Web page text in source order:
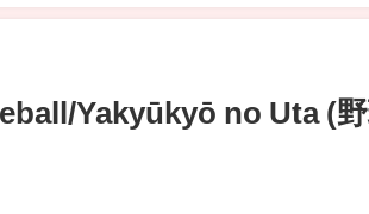
Yakyūkyō no Uta (